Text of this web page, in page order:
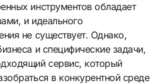
инструментов обладает
и идеального
не существует. Однако,
и специфические задачи,
сервис, который
в конкурентной среде